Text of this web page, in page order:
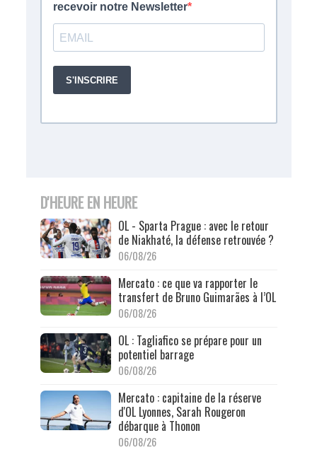
D'HEURE EN HEURE
OL - Sparta Prague : avec le retour
de Niakhaté, la défense retrouvée ?
06/08/26
Mercato : ce que va rapporter le
transfert de Bruno Guimarães à l’OL
06/08/26
OL : Tagliafico se prépare pour un
potentiel barrage
06/08/26
Mercato : capitaine de la réserve
d'OL Lyonnes, Sarah Rougeron
débarque à Thonon
06/08/26